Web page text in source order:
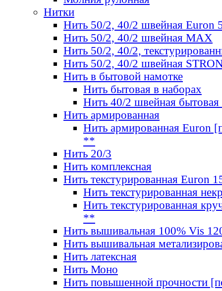
Нитки
Нить 50/2, 40/2 швейная Euron
Нить 50/2, 40/2 швейная МАХ
Нить 50/2, 40/2,
Нить 50/2, 40/2 швейная
Нить в бытовой намотке
Нить бытовая в наборах
Нить 40/2 швейная бытовая
Нить армированная
Нить армированная Euron
**
Нить 20/3
Нить комплексная
Нить текстурированная Euron
Нить текстурированная
Нить текстурированная
**
Нить вышивальная 100% Vis
Нить вышивальная
Нить латексная
Нить Моно
Нить повышенной прочности